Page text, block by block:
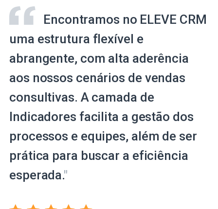
Encontramos no ELEVE CRM
uma estrutura flexível e
abrangente, com alta aderência
aos nossos cenários de vendas
consultivas. A camada de
Indicadores facilita a gestão dos
processos e equipes, além de ser
prática para buscar a eficiência
esperada."